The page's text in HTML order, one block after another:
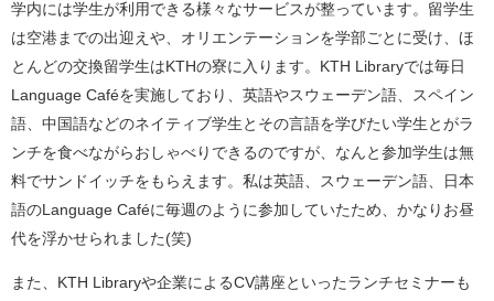
学内には学生が利用できる様々なサービスが整っています。留学生
は空港までの出迎えや、オリエンテーションを学部ごとに受け、ほ
とんどの交換留学生はKTHの寮に入ります。KTH Libraryでは毎日
Language Caféを実施しており、英語やスウェーデン語、スペイン
語、中国語などのネイティブ学生とその言語を学びたい学生とがラ
ンチを食べながらおしゃべりできるのですが、なんと参加学生は無
料でサンドイッチをもらえます。私は英語、スウェーデン語、日本
語のLanguage Caféに毎週のように参加していたため、かなりお昼
代を浮かせられました(笑)
また、KTH Libraryや企業によるCV講座といったランチセミナーも